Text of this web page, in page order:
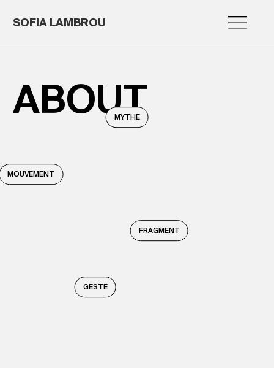
SOFIA LAMBROU
ABOUT
MYTHE
MOUVEMENT
FRAGMENT
GESTE